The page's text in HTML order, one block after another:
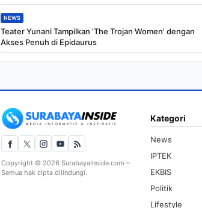
NEWS
Teater Yunani Tampilkan 'The Trojan Women' dengan
Akses Penuh di Epidaurus
Copyright © 2026 SurabayaInside.com –
Semua hak cipta dilindungi.
Kategori
News
IPTEK
EKBIS
Politik
Lifestyle